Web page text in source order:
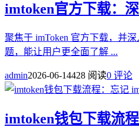
imtoken官方下载：
聚焦于 imToken 官方下载，并
题，能让用户更全面了解 ...
admin2026-06-14428 阅读0 评论
imtoken钱包下载流